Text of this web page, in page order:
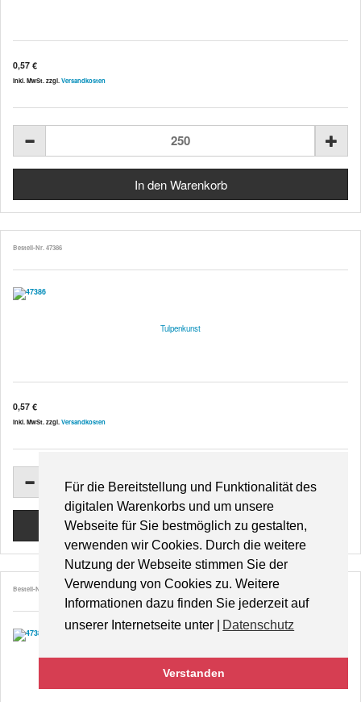
Für die Bereitstellung und Funktionalität des
digitalen Warenkorbs und um unsere
Webseite für Sie bestmöglich zu gestalten,
verwenden wir Cookies. Durch die weitere
Nutzung der Webseite stimmen Sie der
Verwendung von Cookies zu. Weitere
Informationen dazu finden Sie jederzeit auf
unserer Internetseite unter |
Datenschutz
Verstanden
0,57 €
inkl. MwSt. zzgl. Versandkosten
Bestell-Nr. 47386
Tulpenkunst
0,57 €
inkl. MwSt. zzgl. Versandkosten
Bestell-Nr. 47385
Mohnblumenstrauß